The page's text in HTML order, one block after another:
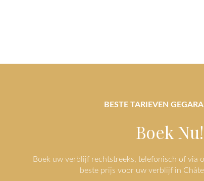
BESTE TARIEVEN
Boek Nu!
Boek uw verblijf rechtstreeks, telefonisch of via
beste prijs voor uw verblijf in